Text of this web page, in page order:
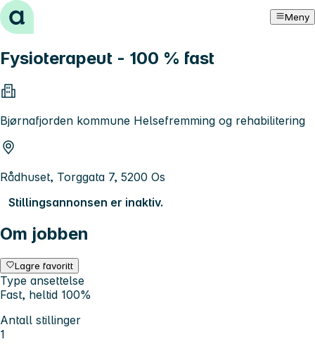
Hopp til innhold Meny
Fysioterapeut - 100 % fast
Bjørnafjorden kommune Helsefremming og rehabilitering
Rådhuset, Torggata 7, 5200 Os
Stillingsannonsen er inaktiv.
Om jobben
Lagre favoritt
Type ansettelse
Fast, heltid 100%
Antall stillinger
1